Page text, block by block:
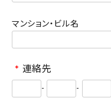
マンション・ビル名
* 連絡先
- -